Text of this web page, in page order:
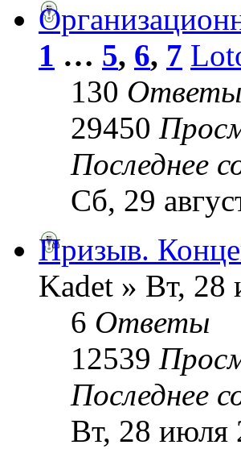
1 … 5, 6, 7
130 Ответы
29450
Последнее
Сб, 29
Призыв.
Kadet » Вт, 28
6 Ответы
12539
Последнее
Вт, 28 июля